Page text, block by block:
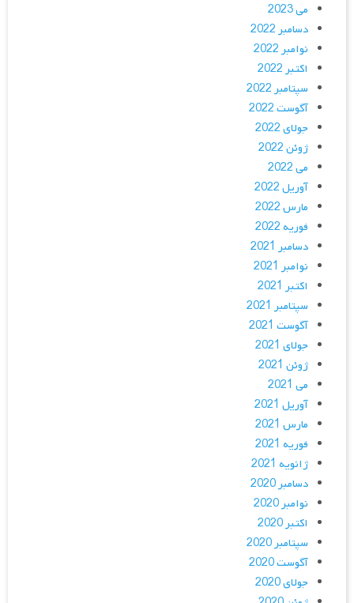
می 2023
دسامبر 2022
نوامبر 2022
اکتبر 2022
سپتامبر 2022
آگوست 2022
جولای 2022
ژوئن 2022
می 2022
آوریل 2022
مارس 2022
فوریه 2022
دسامبر 2021
نوامبر 2021
اکتبر 2021
سپتامبر 2021
آگوست 2021
جولای 2021
ژوئن 2021
می 2021
آوریل 2021
مارس 2021
فوریه 2021
ژانویه 2021
دسامبر 2020
نوامبر 2020
اکتبر 2020
سپتامبر 2020
آگوست 2020
جولای 2020